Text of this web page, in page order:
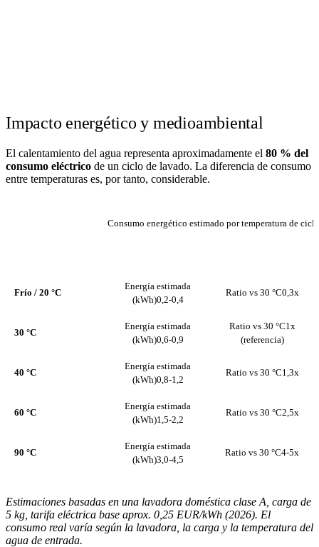
Impacto energético y medioambiental
El calentamiento del agua representa aproximadamente el 80 % del
consumo eléctrico de un ciclo de lavado. La diferencia de consumo
entre temperaturas es, por tanto, considerable.
Consumo energético estimado por temperatura de
Frío / 20 °C
Energía estimada
(kWh)0,2-0,4
Ratio vs 30 °C0,3x
30 °C
Energía estimada
(kWh)0,6-0,9
Ratio vs 30 °C1x
(referencia)
40 °C
Energía estimada
(kWh)0,8-1,2
Ratio vs 30 °C1,3x
60 °C
Energía estimada
(kWh)1,5-2,2
Ratio vs 30 °C2,5x
90 °C
Energía estimada
(kWh)3,0-4,5
Ratio vs 30 °C4-5x
Estimaciones basadas en una lavadora doméstica clase A, carga de
5 kg, tarifa eléctrica base aprox. 0,25 EUR/kWh (2026). El
consumo real varía según la lavadora, la carga y la temperatura del
agua de entrada.